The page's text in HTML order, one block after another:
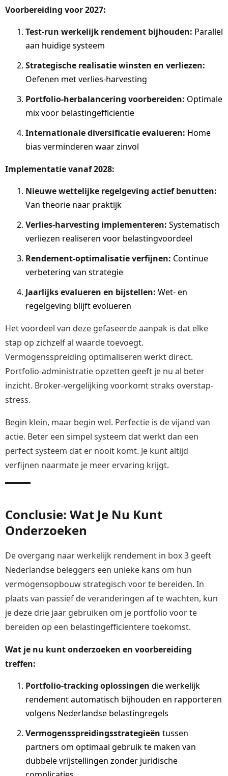
Voorbereiding voor 2027:
Test-run werkelijk rendement bijhouden: Parallel
aan huidige systeem
Strategische realisatie winsten en verliezen:
Oefenen met verlies-harvesting
Portfolio-herbalancering voorbereiden: Optimale
mix voor belastingefficiëntie
Internationale diversificatie evalueren: Home
bias verminderen waar zinvol
Implementatie vanaf 2028:
Nieuwe wettelijke regelgeving actief benutten:
Van theorie naar praktijk
Verlies-harvesting implementeren: Systematisch
verliezen realiseren voor belastingvoordeel
Rendement-optimalisatie verfijnen: Continue
verbetering van strategie
Jaarlijks evalueren en bijstellen: Wet- en
regelgeving blijft evolueren
Het voordeel van deze gefaseerde aanpak is dat elke
stap op zichzelf al waarde toevoegt.
Vermogensspreiding optimaliseren werkt direct.
Portfolio-administratie opzetten geeft je nu al beter
inzicht. Broker-vergelijking voorkomt straks overstap-
stress.
Begin klein, maar begin wel. Perfectie is de vijand van
actie. Beter een simpel systeem dat werkt dan een
perfect systeem dat er nooit komt. Je kunt altijd
verfijnen naarmate je meer ervaring krijgt.
Conclusie: Wat Je Nu Kunt
Onderzoeken
De overgang naar werkelijk rendement in box 3 geeft
Nederlandse beleggers een unieke kans om hun
vermogensopbouw strategisch voor te bereiden. In
plaats van passief de veranderingen af te wachten, kun
je deze drie jaar gebruiken om je portfolio voor te
bereiden op een belastingefficientere toekomst.
Wat je nu kunt onderzoeken en voorbereiding
treffen:
Portfolio-tracking oplossingen die werkelijk
rendement automatisch bijhouden en rapporteren
volgens Nederlandse belastingregels
Vermogensspreidingsstrategieën tussen
partners om optimaal gebruik te maken van
dubbele vrijstellingen zonder juridische